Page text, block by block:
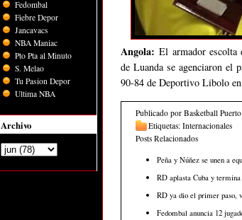
Fedombal
Fiebre Depor
Jancavacs
NBA Maniac
Pto Pta al Minuto
S. Melao
Tu Pasion Depor
Ultima NBA
Archivo
Angola:El armador escolta
de Luanda se agenciaron el
90-84 de Deportivo Libolo
Publicado por Basketball
Etiquetas: Internacionales
Posts Relacionados
Peña y Núñez se unen a
RD aplasta Cuba y
RD ya dio el primer paso,
Fedombal anuncia 12